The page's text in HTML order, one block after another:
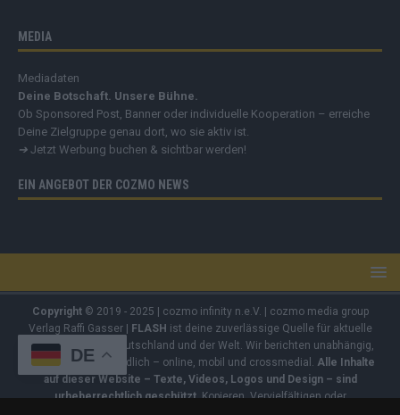
MEDIA
Mediadaten
Deine Botschaft. Unsere Bühne.
Ob Sponsored Post, Banner oder individuelle Kooperation – erreiche
Deine Zielgruppe genau dort, wo sie aktiv ist.
➔ Jetzt Werbung buchen & sichtbar werden!
EIN ANGEBOT DER COZMO NEWS
Copyright© 2019 - 2025 | cozmo infinity n.e.V. | cozmo media group
Verlag Raffi Gasser | FLASH ist deine zuverlässige Quelle für aktuelle
Nachrichten aus Deutschland und der Welt. Wir berichten unabhängig,
fundiert und verständlich – online, mobil und crossmedial.
Alle Inhalte
auf dieser Website – Texte, Videos, Logos und Design – sind
urheberrechtlich geschützt. Kopieren, Vervielfältigen oder
DE